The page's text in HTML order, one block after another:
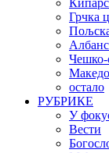
Грчка
Чешко-
остало
РУБРИКЕ
У
Вести